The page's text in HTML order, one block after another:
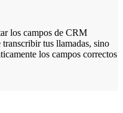
los campos de CRM
tus llamadas, sino
los campos correctos